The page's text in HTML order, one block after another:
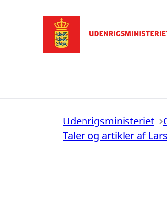
Udenrigsministeriet
Taler og artikler af